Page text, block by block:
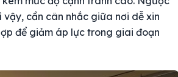
cần cân nhắc giữa nơi dễ xin
để giảm áp lực trong giai đoạn